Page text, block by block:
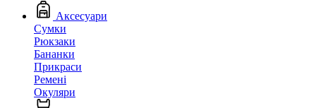
Аксесуари
Сумки
Рюкзаки
Бананки
Прикраси
Ремені
Окуляри